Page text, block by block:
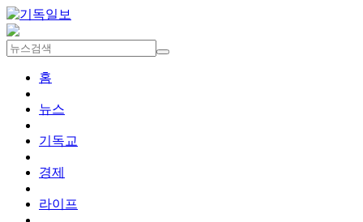
홈
뉴스
기독교
경제
라이프